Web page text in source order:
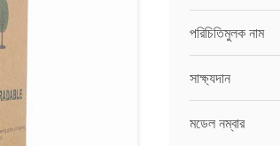
পরিচিতিমুলক নাম
সাক্ষ্যদান
মডেল নম্বার